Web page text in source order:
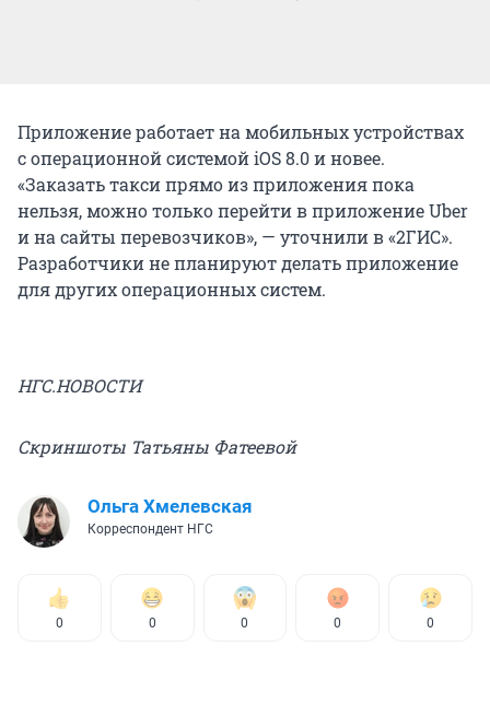
Приложение работает на мобильных устройствах
с операционной системой iOS 8.0 и новее.
«Заказать такси прямо из приложения пока
нельзя, можно только перейти в приложение Uber
и на сайты перевозчиков», — уточнили в «2ГИС».
Разработчики не планируют делать приложение
для других операционных систем.
НГС.НОВОСТИ
Скриншоты Татьяны Фатеевой
Ольга Хмелевская
Корреспондент НГС
0 0 0 0 0